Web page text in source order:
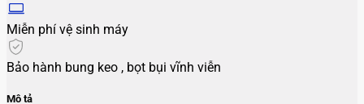
Miễn phí vệ sinh máy
Bảo hành bung keo , bọt bụi vĩnh viễn
Mô tả